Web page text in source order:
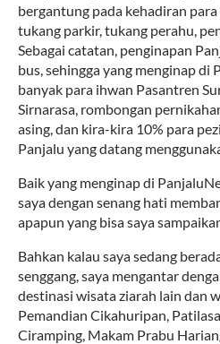
bergantung pada kehadiran para
tukang parkir, tukang perahu,
Sebagai catatan, penginapan
bus, sehingga yang menginap
banyak para ihwan Pasantren
Sirnarasa, rombongan
asing, dan kira-kira 10% para
Panjalu yang datang
Baik yang menginap di
saya dengan senang hati
apapun yang bisa saya
Bahkan kalau saya sedang
senggang, saya mengantar
destinasi wisata ziarah lain dan
Pemandian Cikahuripan,
Ciramping, Makam Prabu